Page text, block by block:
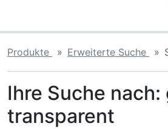
Produkte Erweiterte Suche
Ihre Suche
transparent